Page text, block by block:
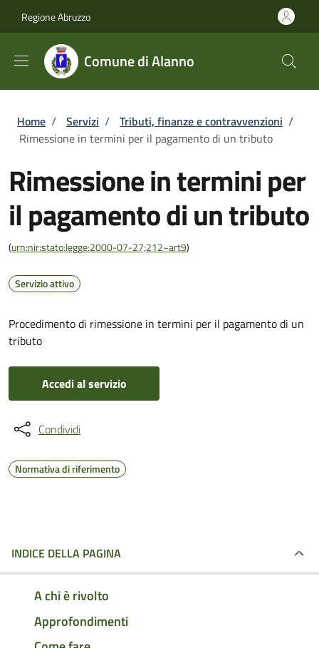
Regione Abruzzo
Comune di Alanno
Briciole di pane
Home / Servizi / Tributi, finanze e contravvenzioni /
Rimessione in termini per il pagamento di un tributo
Rimessione in termini per
il pagamento di un tributo
(urn:nir:stato:legge:2000-07-27;212~art9)
Servizio attivo
Procedimento di rimessione in termini per il pagamento di un
tributo
Accedi al servizio
Condividi
Normativa di riferimento
INDICE DELLA PAGINA
A chi è rivolto
Approfondimenti